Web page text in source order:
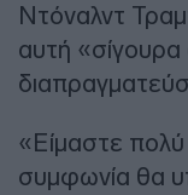
Ντόναλντ
αυτή «σίγουρα
«Είμαστε πολύ
συμφωνία θα